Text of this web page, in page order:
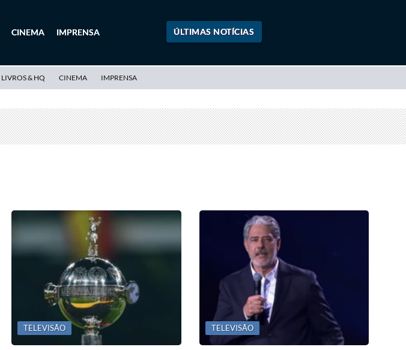
ÚLTIMAS NOTÍCIAS
CINEMA IMPRENSA
LIVROS & HQ CINEMA IMPRENSA
TELEVISÃO TELEVISÃO